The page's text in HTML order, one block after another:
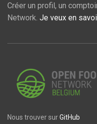
Créer un profil, un
Network. Je veux en
Nous trouver surGitHub